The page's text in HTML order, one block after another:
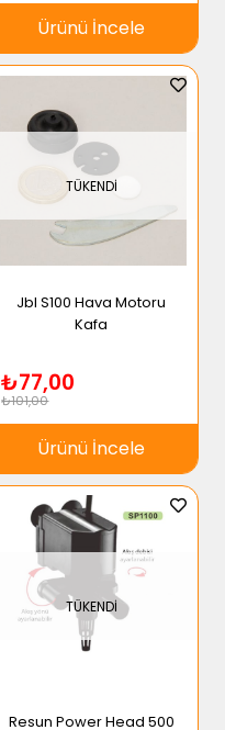
Ürünü İncele
TÜKENDI
Jbl S100 Hava Motoru
Kafa
₺77,00
₺101,00
Ürünü İncele
TÜKENDI
Resun Power Head 500